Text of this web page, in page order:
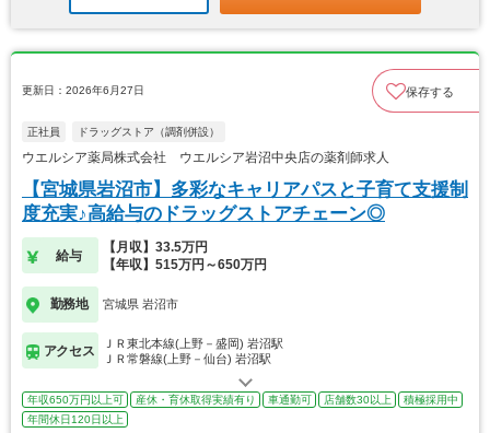
更新日：2026年6月27日 保存する
正社員 ドラッグストア（調剤併設）
ウエルシア薬局株式会社 ウエルシア岩沼中央店の薬剤師求人
【宮城県岩沼市】多彩なキャリアパスと子育て支援制
度充実♪高給与のドラッグストアチェーン◎
給与
【月収】33.5万円
【年収】515万円～650万円
勤務地 宮城県 岩沼市
アクセス
ＪＲ東北本線(上野－盛岡) 岩沼駅
ＪＲ常磐線(上野－仙台) 岩沼駅
年収650万円以上可 産休・育休取得実績有り 車通勤可 店舗数30以上
積極採用中
年間休日120日以上